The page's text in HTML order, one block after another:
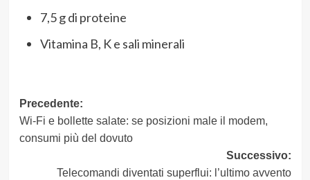
7,5 g di proteine
Vitamina B, K e sali minerali
Navigazione
articolo
Precedente:
Wi-Fi e bollette salate: se posizioni male il modem,
consumi più del dovuto
Successivo:
Telecomandi diventati superflui: l’ultimo avvento